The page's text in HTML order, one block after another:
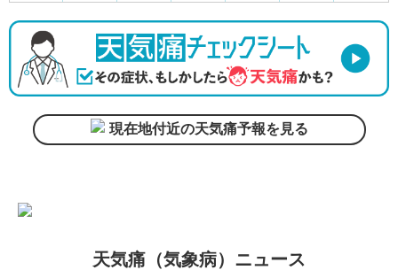
現在地付近の天気痛予報を見る
天気痛（気象病）ニュース